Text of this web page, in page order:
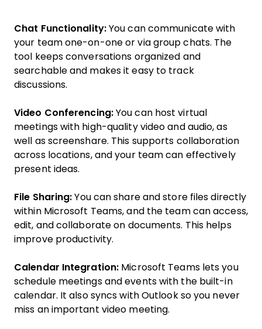
Chat Functionality:You can communicate with
your team one-on-one or via group chats. The
tool keeps conversations organized and
searchable and makes it easy to track
discussions.
Video Conferencing:You can host virtual
meetings with high-quality video and audio, as
well as screenshare. This supports collaboration
across locations, and your team can effectively
present ideas.
File Sharing: You can share and store files directly
within Microsoft Teams, and the team can access,
edit, and collaborate on documents. This helps
improve productivity.
Calendar Integration: Microsoft Teams lets you
schedule meetings and events with the built-in
calendar. It also syncs with Outlook so you never
miss an important video meeting.